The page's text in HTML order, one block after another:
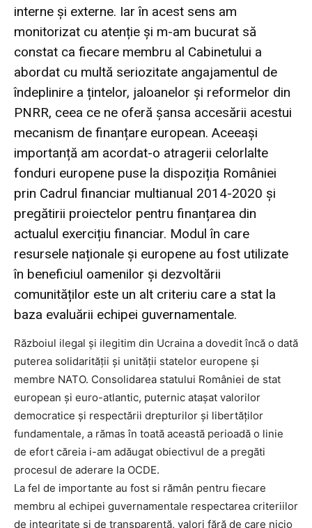
interne și externe. Iar în acest sens am
monitorizat cu atenție și m-am bucurat să
constat ca fiecare membru al Cabinetului a
abordat cu multă seriozitate angajamentul de
îndeplinire a țintelor, jaloanelor și reformelor din
PNRR, ceea ce ne oferă șansa accesării acestui
mecanism de finanțare european. Aceeași
importanță am acordat-o atragerii celorlalte
fonduri europene puse la dispoziția României
prin Cadrul financiar multianual 2014-2020 și
pregătirii proiectelor pentru finanțarea din
actualul exercițiu financiar. Modul în care
resursele naționale și europene au fost utilizate
în beneficiul oamenilor și dezvoltării
comunităților este un alt criteriu care a stat la
baza evaluării echipei guvernamentale.
Războiul ilegal și ilegitim din Ucraina a dovedit încă o dată
puterea solidarității și unității statelor europene și
membre NATO. Consolidarea statului României de stat
european și euro-atlantic, puternic atașat valorilor
democratice și respectării drepturilor și libertăților
fundamentale, a rămas în toată această perioadă o linie
de efort căreia i-am adăugat obiectivul de a pregăti
procesul de aderare la OCDE.
La fel de importante au fost si rămân pentru fiecare
membru al echipei guvernamentale respectarea criteriilor
de integritate și de transparență, valori fără de care nicio